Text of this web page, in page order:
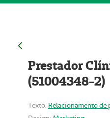
Prestador
(51004348-2)
Texto: Relacionamento de